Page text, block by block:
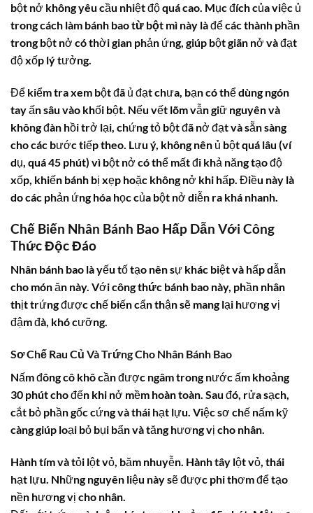
bột nở không yêu cầu nhiệt độ quá cao. Mục đích của việc ủ
trongcách làm bánh bao từ bột mì này là để các thành phần
trong bột nở có thời gian phản ứng, giúp bột giãn nở và đạt
độ xốp lý tưởng.
Để kiểm tra xem bột đã ủ đạt chưa, bạn có thể dùng ngón
tay ấn sâu vào khối bột. Nếu vết lõm vẫn giữ nguyên và
không đàn hồi trở lại, chứng tỏ bột đã nở đạt và sẵn sàng
cho các bước tiếp theo. Lưu ý, không nên ủ bột quá lâu (ví
dụ, quá 45 phút) vì bột nở có thể mất đi khả năng tạo độ
xốp, khiến bánh bị xẹp hoặc không nở khi hấp. Điều này là
do các phản ứng hóa học của bột nở diễn ra khá nhanh.
Chế Biến Nhân Bánh Bao Hấp Dẫn Với Công
Thức Độc Đáo
Nhân bánh bao là yếu tố tạo nên sự khác biệt và hấp dẫn
cho món ăn này. Vớicông thức bánh bao này, phần nhân
thịt trứng được chế biến cẩn thận sẽ mang lại hương vị
đậm đà, khó cưỡng.
Sơ Chế Rau Củ Và Trứng Cho Nhân Bánh Bao
Nấm đông cô khô cần được ngâm trong nước ấm khoảng
30 phút cho đến khi nở mềm hoàn toàn. Sau đó, rửa sạch,
cắt bỏ phần gốc cứng và thái hạt lựu. Việc sơ chế nấm kỹ
càng giúp loại bỏ bụi bẩn và tăng hương vị cho nhân.
Hành tím và tỏi lột vỏ, băm nhuyễn. Hành tây lột vỏ, thái
hạt lựu. Những nguyên liệu này sẽ được phi thơm để tạo
nền hương vị cho nhân.